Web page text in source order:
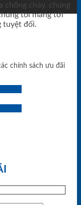
chống cháy, chúng
tôi mang tới
tuyệt đối.
chính sách ưu đãi